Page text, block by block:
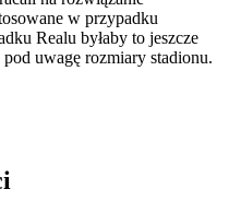
w przypadku
Realu byłaby to jeszcze
uwagę rozmiary stadionu.